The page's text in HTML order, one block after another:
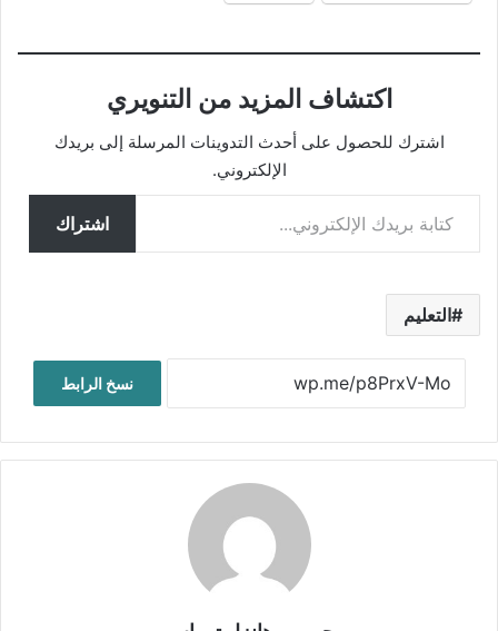
اكتشاف المزيد من التنويري
اشترك للحصول على أحدث التدوينات المرسلة إلى بريدك
الإلكتروني.
كتابة بريدك الإلكتروني...
اشتراك
التعليم
نسخ الرابط